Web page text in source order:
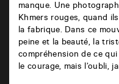
manque. Une
Khmers rouges, quand
la fabrique. Dans ce
peine et la beauté, la
compréhension de ce
le courage, mais l’oubli,